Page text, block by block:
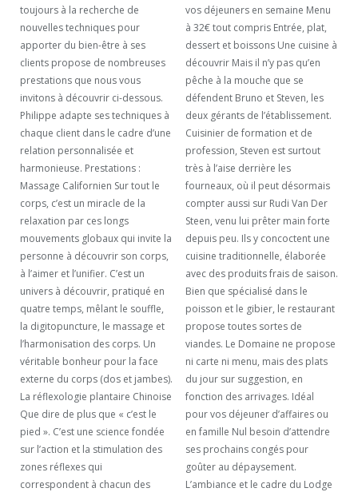
toujours à la recherche de
nouvelles techniques pour
apporter du bien-être à ses
clients propose de nombreuses
prestations que nous vous
invitons à découvrir ci-dessous.
Philippe adapte ses techniques à
chaque client dans le cadre d’une
relation personnalisée et
harmonieuse. Prestations :
Massage Californien Sur tout le
corps, c’est un miracle de la
relaxation par ces longs
mouvements globaux qui invite la
personne à découvrir son corps,
à l’aimer et l’unifier. C’est un
univers à découvrir, pratiqué en
quatre temps, mêlant le souffle,
la digitopuncture, le massage et
l’harmonisation des corps. Un
véritable bonheur pour la face
externe du corps (dos et jambes).
La réflexologie plantaire Chinoise
Que dire de plus que « c’est le
pied ». C’est une science fondée
sur l’action et la stimulation des
zones réflexes qui
correspondent à chacun des
vos déjeuners en semaine Menu
à 32€ tout compris Entrée, plat,
dessert et boissons Une cuisine à
découvrir Mais il n’y pas qu’en
pêche à la mouche que se
défendent Bruno et Steven, les
deux gérants de l’établissement.
Cuisinier de formation et de
profession, Steven est surtout
très à l’aise derrière les
fourneaux, où il peut désormais
compter aussi sur Rudi Van Der
Steen, venu lui prêter main forte
depuis peu. Ils y concoctent une
cuisine traditionnelle, élaborée
avec des produits frais de saison.
Bien que spécialisé dans le
poisson et le gibier, le restaurant
propose toutes sortes de
viandes. Le Domaine ne propose
ni carte ni menu, mais des plats
du jour sur suggestion, en
fonction des arrivages. Idéal
pour vos déjeuner d’affaires ou
en famille Nul besoin d’attendre
ses prochains congés pour
goûter au dépaysement.
L’ambiance et le cadre du Lodge